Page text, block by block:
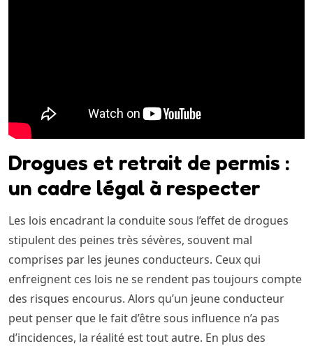
Drogues et retrait de permis :
un cadre légal à respecter
Les lois encadrant la conduite sous l’effet de drogues
stipulent des peines très sévères, souvent mal
comprises par les jeunes conducteurs. Ceux qui
enfreignent ces lois ne se rendent pas toujours compte
des risques encourus. Alors qu’un jeune conducteur
peut penser que le fait d’être sous influence n’a pas
d’incidences, la réalité est tout autre. En plus des